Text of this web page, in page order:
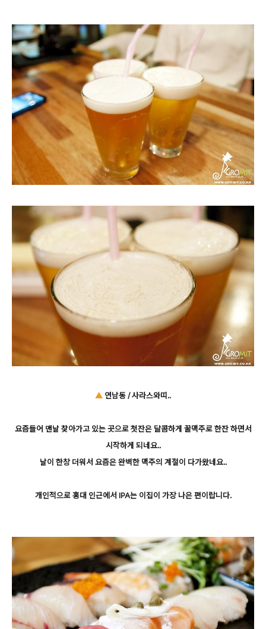
▲ 연남동 / 사라스와띠..
요즘들어 맨날 찾아가고 있는 곳으로 첫잔은 달콤하게 꿀맥주로 한잔 하면서
시작하게 되네요..
날이 한창 더워서 요즘은 완벽한 맥주의 계절이 다가왔네요..
개인적으로 홍대 인근에서 IPA는 이집이 가장 나은 편이랍니다.